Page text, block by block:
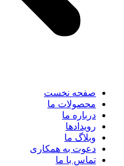
صفحه نخست
محصولات ما
درباره ما
رویدادها
وبلاگ ما
دعوت به همکاری
تماس با ما